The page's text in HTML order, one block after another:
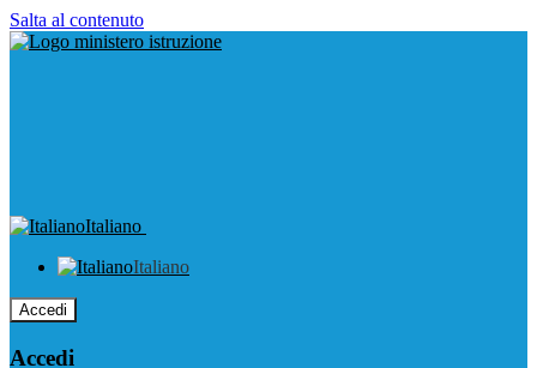
Salta al contenuto
Italiano
Italiano
Accedi
Accedi